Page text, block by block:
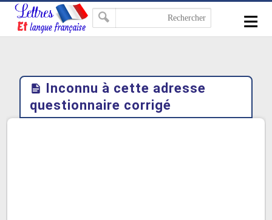
≡
Inconnu à cette adresse
questionnaire corrigé